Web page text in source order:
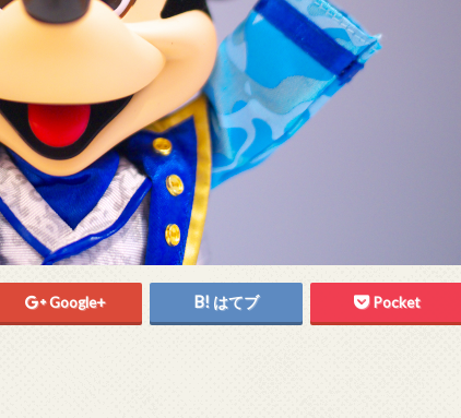
Google+ はてブ Pocket